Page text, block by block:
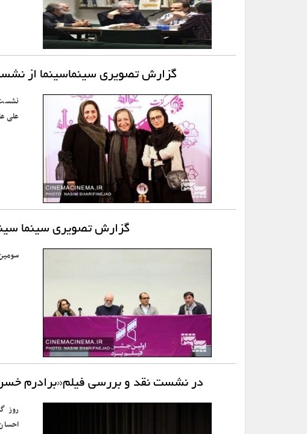
گزارش تصویری سینماسینما از
نشست
علی علایی
گزارش تصویری سینما
سومین
در نشست نقد و بررسی فیلم«برادرم